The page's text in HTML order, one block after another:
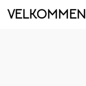
VELKOMMEN